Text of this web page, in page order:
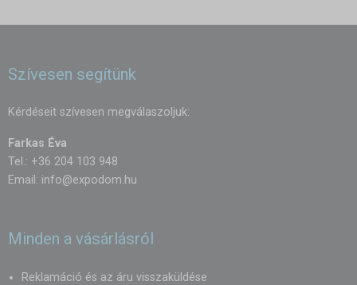
Szívesen segítünk
Kérdéseit szívesen megválaszoljuk:
Farkas Éva
Tel.: +36 204 103 948
Email: info@expodom.hu
Minden a vásárlásról
Reklamáció és az áru visszaküldése